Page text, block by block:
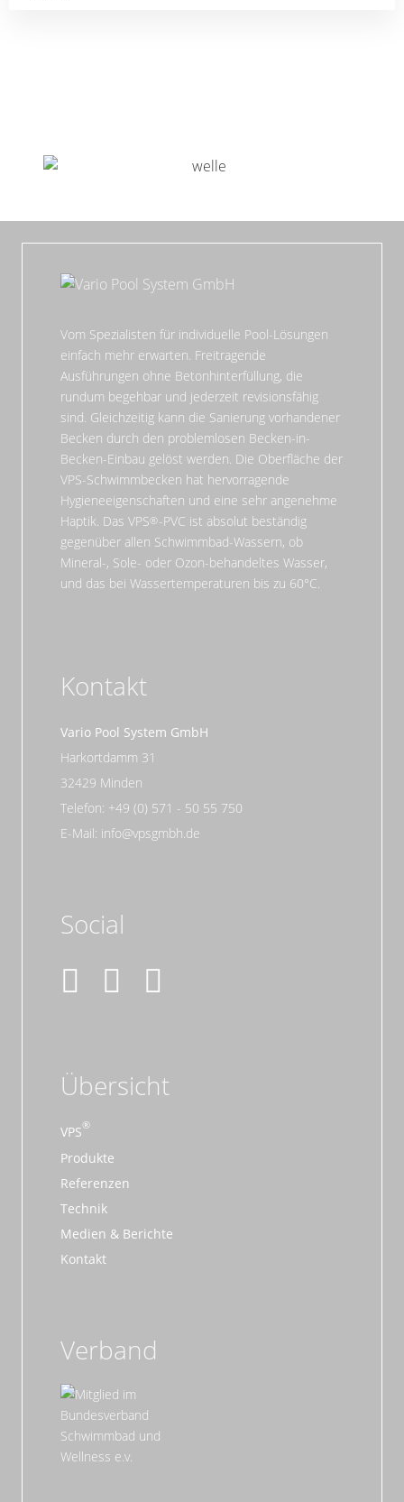
Vom Spezialisten für individuelle Pool-Lösungen
einfach mehr erwarten. Freitragende
Ausführungen ohne Betonhinterfüllung, die
rundum begehbar und jederzeit revisionsfähig
sind. Gleichzeitig kann die Sanierung vorhandener
Becken durch den problemlosen Becken-in-
Becken-Einbau gelöst werden. Die Oberfläche der
VPS-Schwimmbecken hat hervorragende
Hygieneeigenschaften und eine sehr angenehme
Haptik. Das VPS
-PVC ist absolut beständig
gegenüber allen Schwimmbad-Wassern, ob
Mineral-, Sole- oder Ozon-behandeltes Wasser,
und das bei Wassertemperaturen bis zu 60°C.
Kontakt
Vario Pool System GmbH
Harkortdamm 31
32429 Minden
Telefon: +49 (0) 571 - 50 55 750
E-Mail: info@vpsgmbh.de
Social
Übersicht
VPS
Produkte
Referenzen
Technik
Medien & Berichte
Kontakt
Verband